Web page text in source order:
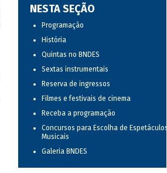
NESTA SEÇÃO
Programação
História
Quintas no BNDES
Sextas instrumentais
Reserva de ingressos
Filmes e festivais de cinema
Receba a programação
Concursos para Escolha de Espetáculos
Musicais
Galeria BNDES